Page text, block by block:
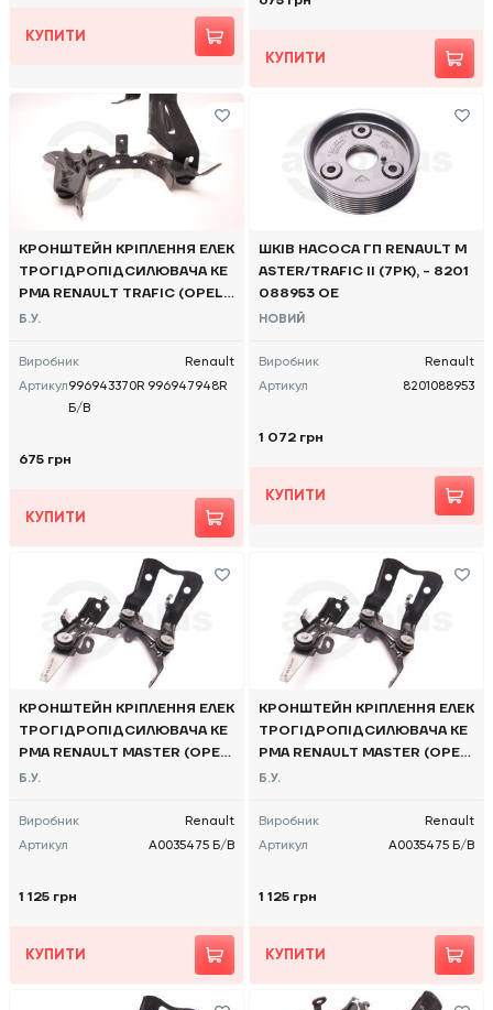
КУПИТИ
КУПИТИ
КРОНШТЕЙН КРІПЛЕННЯ ЕЛЕК
ТРОГІДРОПІДСИЛЮВАЧА КЕ
РМА RENAULT TRAFIC (OPEL
VIVARO, NISSAN NV300) 2014
Б/В
Б.У.
Виробник
Renault
Артикул996943370R 996947948R
Б/В
675 грн
КУПИТИ
ШКІВ НАСОСА ГП RENAULT M
ASTER/TRAFIC II (7РК), - 8201
088953 OE
НОВИЙ
Виробник
Renault
Артикул
8201088953
1 072 грн
КУПИТИ
КРОНШТЕЙН КРІПЛЕННЯ ЕЛЕК
ТРОГІДРОПІДСИЛЮВАЧА КЕ
РМА RENAULT MASTER (OPEL
MOVANO, NISSAN NV400) 201
Б.У.
Виробник
Renault
Артикул
A0035475 Б/В
1 125 грн
КУПИТИ
КРОНШТЕЙН КРІПЛЕННЯ ЕЛЕК
ТРОГІДРОПІДСИЛЮВАЧА КЕ
РМА RENAULT MASTER (OPEL
MOVANO, NISSAN NV400) 201
Б.У.
Виробник
Renault
Артикул
A0035475 Б/В
1 125 грн
КУПИТИ